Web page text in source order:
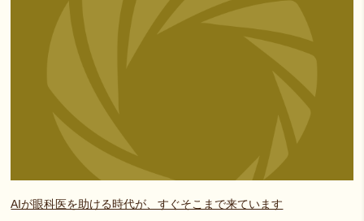
AIが眼科医を助ける時代が、すぐそこまで来ています